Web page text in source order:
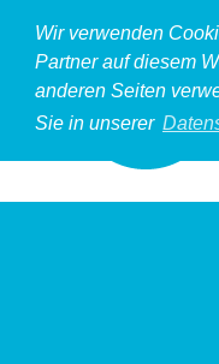
Wir verwenden
Partner auf diesem
anderen Seiten
Sie in unserer